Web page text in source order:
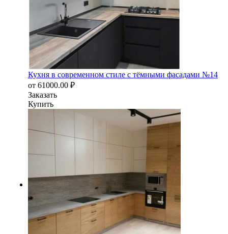
Кухня в современном стиле с тёмными фасадами №14
от 61000.00 ₽
Заказать
Купить